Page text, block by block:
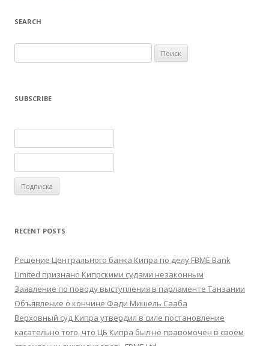
SEARCH
SUBSCRIBE
RECENT POSTS
Решение Центрального банка Кипра по делу FBME Bank
Limited признано Кипрскими судами незаконным
Заявление по поводу выступления в парламенте Танзании
Объявление о кончине Фади Мишель Сааба
Верховный суд Кипра утвердил в силе постановление
касательно того, что ЦБ Кипра был не правомочен в своём